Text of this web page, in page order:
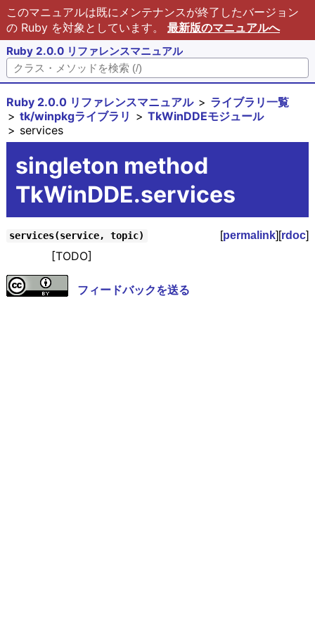
このマニュアルは既にメンテナンスが終了したバージョン
の Ruby を対象としています。 最新版のマニュアルへ
Ruby 2.0.0 リファレンスマニュアル
Ruby 2.0.0 リファレンスマニュアル
ライブラリ一覧
tk/winpkgライブラリ
TkWinDDEモジュール
services
singleton method
TkWinDDE.services
services(service, topic) [permalink][rdoc]
[TODO]
フィードバックを送る